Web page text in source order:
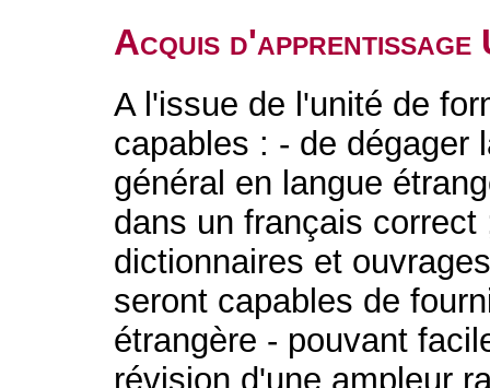
Acquis d'apprentissage
A l'issue de l'unité de
capables : - de dégager
général en langue
dans un français
dictionnaires et
seront capables de
étrangère - pouvant
révision d'une ampleur